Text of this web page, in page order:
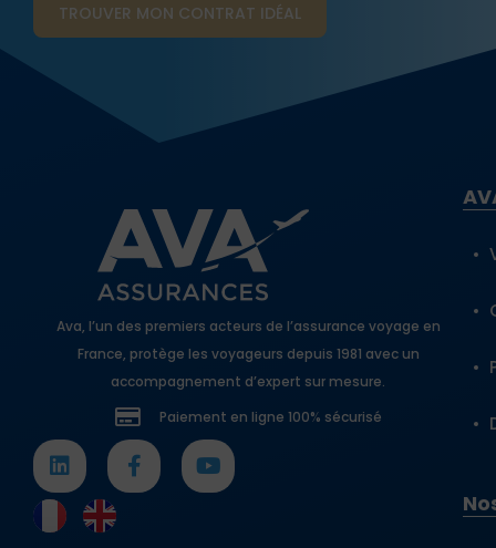
TROUVER MON CONTRAT​ IDÉAL
Ava, l’un des premiers acteurs de l’assurance voyage en
France, protège les voyageurs depuis 1981 avec un
accompagnement d’expert sur mesure.
Paiement en ligne 100% sécurisé